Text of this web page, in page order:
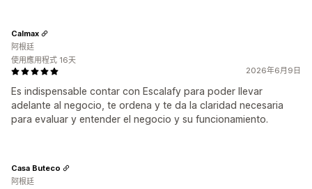
2026年6月9日
Es indispensable contar con Escalafy para poder llevar
adelante al negocio, te ordena y te da la claridad necesaria
para evaluar y entender el negocio y su funcionamiento.
Calmax
阿根廷
使用應用程式 16天
Casa Buteco
阿根廷